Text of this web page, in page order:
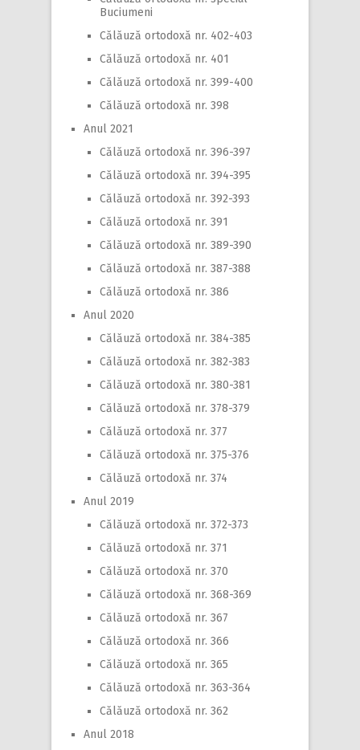
Buciumeni
Călăuză ortodoxă nr. 402-403
Călăuză ortodoxă nr. 401
Călăuză ortodoxă nr. 399-400
Călăuză ortodoxă nr. 398
Anul 2021
Călăuză ortodoxă nr. 396-397
Călăuză ortodoxă nr. 394-395
Călăuză ortodoxă nr. 392-393
Călăuză ortodoxă nr. 391
Călăuză ortodoxă nr. 389-390
Călăuză ortodoxă nr. 387-388
Călăuză ortodoxă nr. 386
Anul 2020
Călăuză ortodoxă nr. 384-385
Călăuză ortodoxă nr. 382-383
Călăuză ortodoxă nr. 380-381
Călăuză ortodoxă nr. 378-379
Călăuză ortodoxă nr. 377
Călăuză ortodoxă nr. 375-376
Călăuză ortodoxă nr. 374
Anul 2019
Călăuză ortodoxă nr. 372-373
Călăuză ortodoxă nr. 371
Călăuză ortodoxă nr. 370
Călăuză ortodoxă nr. 368-369
Călăuză ortodoxă nr. 367
Călăuză ortodoxă nr. 366
Călăuză ortodoxă nr. 365
Călăuză ortodoxă nr. 363-364
Călăuză ortodoxă nr. 362
Anul 2018